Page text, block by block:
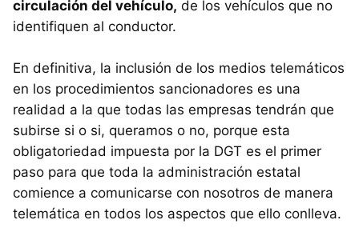
circulación del vehículo, de los vehículos que no
identifiquen al conductor.
En definitiva, la inclusión de los medios telemáticos
en los procedimientos sancionadores es una
realidad a la que todas las empresas tendrán que
subirse si o si, queramos o no, porque esta
obligatoriedad impuesta por la DGT es el primer
paso para que toda la administración estatal
comience a comunicarse con nosotros de manera
telemática en todos los aspectos que ello conlleva.